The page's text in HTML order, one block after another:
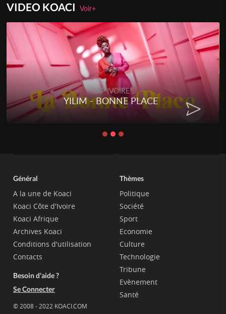
VIDEO KOACIVoir+
RAP IVOIRE
RENARD BARAKISSA -
CHAT
Général
A la une de Koaci
Koaci Côte d'Ivoire
Koaci Afrique
Archives Koaci
Conditions d'utilisation
Contacts
Besoin d'aide ?
Se Connecter
© 2008 - 2022 KOACI.COM
Thèmes
Politique
Société
Sport
Economie
Culture
Technologie
Tribune
Evènement
Santé